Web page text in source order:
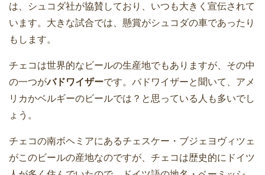
は、シュコダ社が協賛しており、いつも大きく宣伝されて
います。大きな試合では、懸賞がシュコダの車であったり
もします。
チェコは世界的なビールの生産地でもありますが、その中
の一つがバドワイザーです。バドワイザーと聞いて、アメ
リカかベルギーのビールでは？と思っている人も多いでし
ょう。
チェコの南ボヘミアにあるチェスケー・ブジェヨヴィツェ
がこのビールの産地なのですが、チェコは歴史的にドイツ